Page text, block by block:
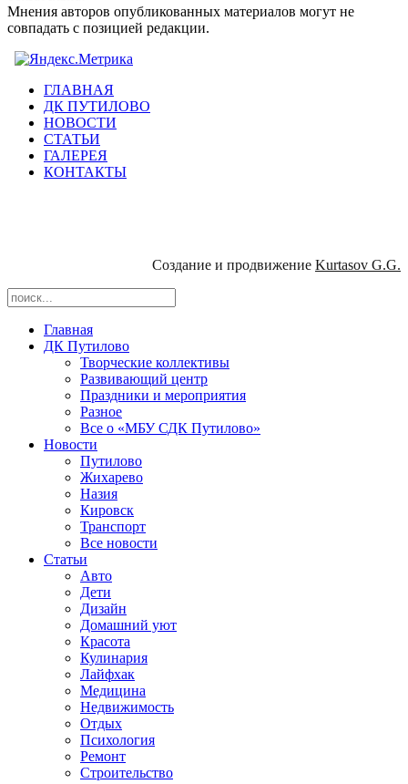
Мнения авторов опубликованных материалов могут не
совпадать с позицией редакции.
ГЛАВНАЯ
ДК ПУТИЛОВО
НОВОСТИ
СТАТЬИ
ГАЛЕРЕЯ
КОНТАКТЫ
Создание и продвижение Kurtasov G.G.
Главная
ДК Путилово
Творческие коллективы
Развивающий центр
Праздники и мероприятия
Разное
Все о «МБУ СДК Путилово»
Новости
Путилово
Жихарево
Назия
Кировск
Транспорт
Все новости
Статьи
Авто
Дети
Дизайн
Домашний уют
Красота
Кулинария
Лайфхак
Медицина
Недвижимость
Отдых
Психология
Ремонт
Строительство